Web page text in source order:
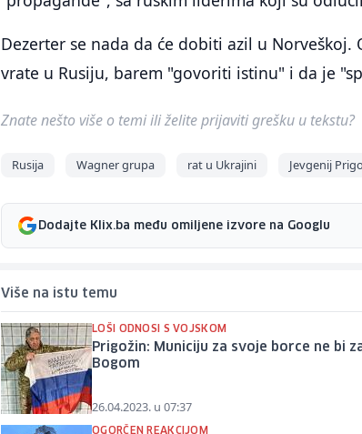
Dezerter se nada da će dobiti azil u Norveškoj.
vrate u Rusiju, barem "govoriti istinu" i da je
Znate nešto više o temi ili želite prijaviti grešku u tekstu?
Rusija Wagner grupa rat u Ukrajini Jevgenij
Dodajte Klix.ba među omiljene izvore na Googlu
Više na istu temu
LOŠI ODNOSI S VOJSKOM
Prigožin: Municiju za svoje borce ne bi
Bogom
26.04.2023. u 07:37
OGORČEN REAKCIJOM